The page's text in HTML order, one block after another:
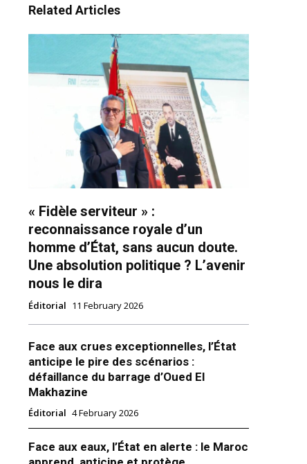
Related Articles
« Fidèle serviteur » :
reconnaissance royale d’un
homme d’État, sans aucun doute.
Une absolution politique ? L’avenir
nous le dira
Éditorial 11 February 2026
Face aux crues exceptionnelles, l’État
anticipe le pire des scénarios :
défaillance du barrage d’Oued El
Makhazine
Éditorial 4 February 2026
Face aux eaux, l’État en alerte : le Maroc